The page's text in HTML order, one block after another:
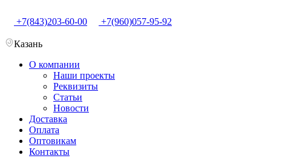
+7(843)203-60-00 +7(960)057-95-92
Казань
О компании
Наши проекты
Реквизиты
Статьи
Новости
Доставка
Оплата
Оптовикам
Контакты